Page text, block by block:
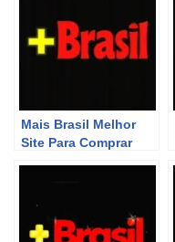
Mais Brasil Melhor
Site Para Comprar